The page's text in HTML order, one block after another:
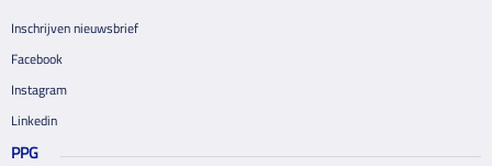
Inschrijven nieuwsbrief
Facebook
Instagram
Linkedin
PPG